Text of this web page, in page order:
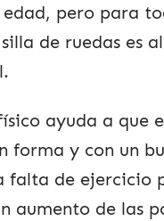
pero para
de ruedas es
ayuda a que
forma y con un
falta de ejercicio
aumento de las